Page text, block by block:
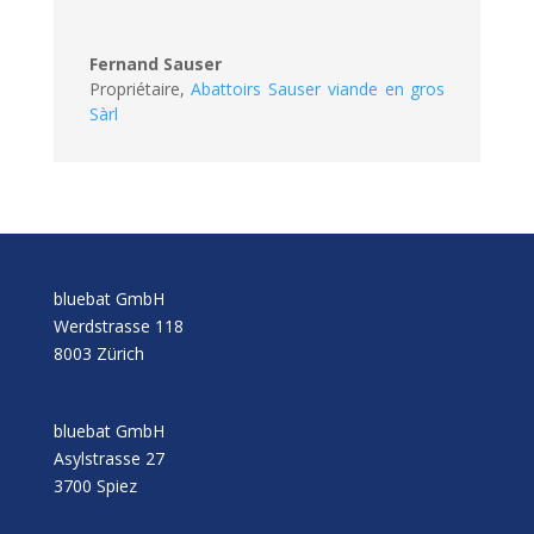
Fernand Sauser
Propriétaire, Abattoirs Sauser viande en gros
Sàrl
bluebat GmbH
Werdstrasse 118
8003 Zürich
bluebat GmbH
Asylstrasse 27
3700 Spiez